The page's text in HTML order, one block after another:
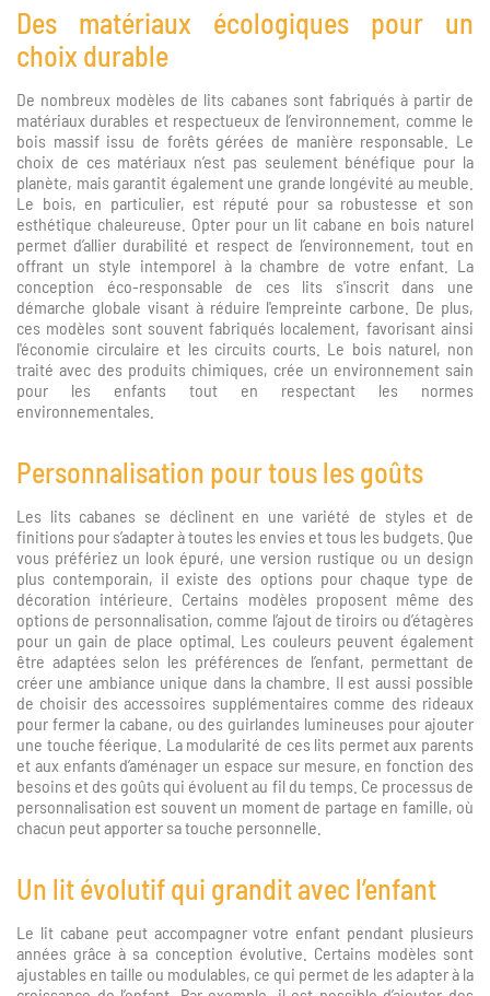
Des matériaux écologiques pour un
choix durable
De nombreux modèles de lits cabanes sont fabriqués à partir de
matériaux durables et respectueux de l’environnement, comme le
bois massif issu de forêts gérées de manière responsable. Le
choix de ces matériaux n’est pas seulement bénéfique pour la
planète, mais garantit également une grande longévité au meuble.
Le bois, en particulier, est réputé pour sa robustesse et son
esthétique chaleureuse. Opter pour un lit cabane en bois naturel
permet d’allier durabilité et respect de l’environnement, tout en
offrant un style intemporel à la chambre de votre enfant. La
conception éco-responsable de ces lits s'inscrit dans une
démarche globale visant à réduire l'empreinte carbone. De plus,
ces modèles sont souvent fabriqués localement, favorisant ainsi
l'économie circulaire et les circuits courts. Le bois naturel, non
traité avec des produits chimiques, crée un environnement sain
pour les enfants tout en respectant les normes
environnementales.
Personnalisation pour tous les goûts
Les lits cabanes se déclinent en une variété de styles et de
finitions pour s’adapter à toutes les envies et tous les budgets. Que
vous préfériez un look épuré, une version rustique ou un design
plus contemporain, il existe des options pour chaque type de
décoration intérieure. Certains modèles proposent même des
options de personnalisation, comme l’ajout de tiroirs ou d’étagères
pour un gain de place optimal. Les couleurs peuvent également
être adaptées selon les préférences de l’enfant, permettant de
créer une ambiance unique dans la chambre. Il est aussi possible
de choisir des accessoires supplémentaires comme des rideaux
pour fermer la cabane, ou des guirlandes lumineuses pour ajouter
une touche féerique. La modularité de ces lits permet aux parents
et aux enfants d’aménager un espace sur mesure, en fonction des
besoins et des goûts qui évoluent au fil du temps. Ce processus de
personnalisation est souvent un moment de partage en famille, où
chacun peut apporter sa touche personnelle.
Un lit évolutif qui grandit avec l’enfant
Le lit cabane peut accompagner votre enfant pendant plusieurs
années grâce à sa conception évolutive. Certains modèles sont
ajustables en taille ou modulables, ce qui permet de les adapter à la